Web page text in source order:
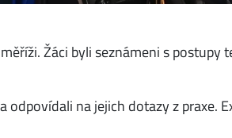
Žáci byli seznámeni s
na jejich dotazy z praxe.